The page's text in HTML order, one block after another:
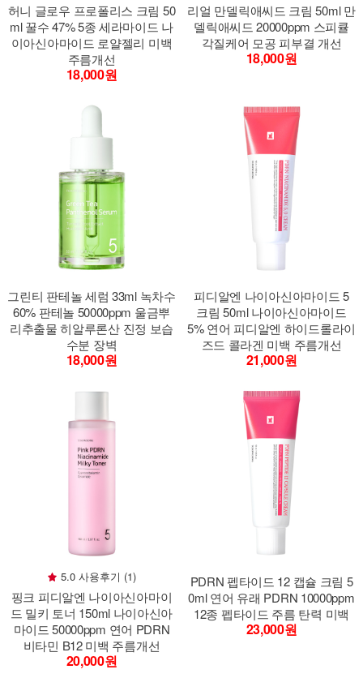
허니 글로우 프로폴리스 크림 50
ml 꿀수 47% 5종 세라마이드 나
이아신아마이드 로얄젤리 미백
주름개선
18,000원
리얼 만델릭애씨드 크림 50ml 만
델릭애씨드 20000ppm 스피큘
각질케어 모공 피부결 개선
18,000원
그린티 판테놀 세럼 33ml 녹차수
60% 판테놀 50000ppm 울금뿌
리추출물 히알루론산 진정 보습
수분 장벽
18,000원
피디알엔 나이아신아마이드 5
크림 50ml 나이아신아마이드
5% 연어 피디알엔 하이드롤라이
즈드 콜라겐 미백 주름개선
21,000원
5.0 사용후기 (1)
핑크 피디알엔 나이아신아마이
드 밀키 토너 150ml 나이아신아
마이드 50000ppm 연어 PDRN
비타민 B12 미백 주름개선
20,000원
PDRN 펩타이드 12 캡슐 크림 5
0ml 연어 유래 PDRN 10000ppm
12종 펩타이드 주름 탄력 미백
23,000원